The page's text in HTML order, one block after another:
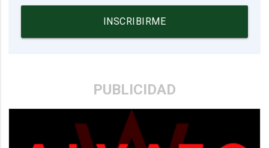
INSCRIBIRME
PUBLICIDAD